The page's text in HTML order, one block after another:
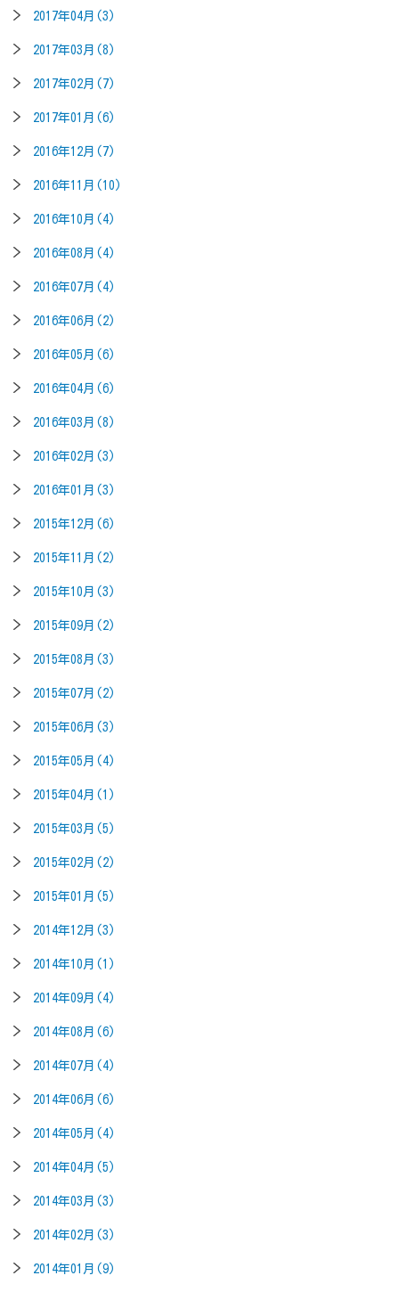
2017年04月(3)
2017年03月(8)
2017年02月(7)
2017年01月(6)
2016年12月(7)
2016年11月(10)
2016年10月(4)
2016年08月(4)
2016年07月(4)
2016年06月(2)
2016年05月(6)
2016年04月(6)
2016年03月(8)
2016年02月(3)
2016年01月(3)
2015年12月(6)
2015年11月(2)
2015年10月(3)
2015年09月(2)
2015年08月(3)
2015年07月(2)
2015年06月(3)
2015年05月(4)
2015年04月(1)
2015年03月(5)
2015年02月(2)
2015年01月(5)
2014年12月(3)
2014年10月(1)
2014年09月(4)
2014年08月(6)
2014年07月(4)
2014年06月(6)
2014年05月(4)
2014年04月(5)
2014年03月(3)
2014年02月(3)
2014年01月(9)